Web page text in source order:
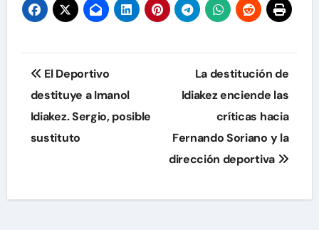
Navegación
de
entradas
El Deportivo
destituye a Imanol
Idiakez. Sergio, posible
sustituto
La destitución de
Idiakez enciende las
críticas hacia
Fernando Soriano y la
dirección deportiva